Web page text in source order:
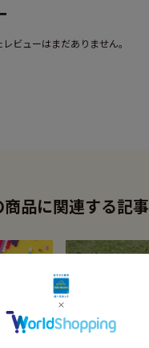
ビューはまだありません。
商品に関連する記事